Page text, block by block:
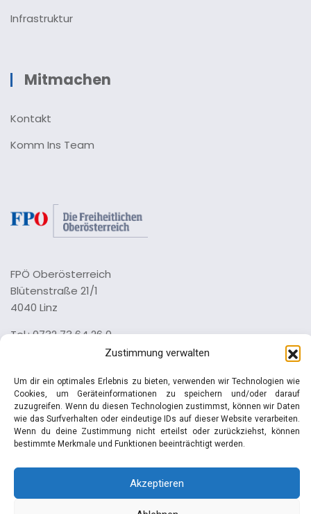
Zustimmung verwalten
Um dir ein optimales Erlebnis zu bieten, verwenden wir Technologien wie
Cookies, um Geräteinformationen zu speichern und/oder darauf
zuzugreifen. Wenn du diesen Technologien zustimmst, können wir Daten
wie das Surfverhalten oder eindeutige IDs auf dieser Website verarbeiten.
Wenn du deine Zustimmung nicht erteilst oder zurückziehst, können
bestimmte Merkmale und Funktionen beeinträchtigt werden.
Akzeptieren
Infrastruktur
Mitmachen
Kontakt
Komm Ins Team
FPÖ Oberösterreich
Blütenstraße 21/1
4040 Linz
Tel.: 0732 73 64 26 0
Datenschutz
© Manfred Haimbuchner | FPÖ